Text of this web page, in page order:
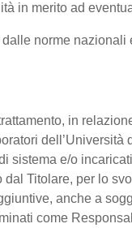
in merito ad
norme nazionali
in
sistema e/o
Titolare, per lo
anche a
come